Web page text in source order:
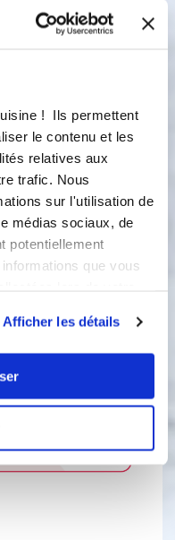
! Ils permettent
le contenu et les
relatives aux
trafic. Nous
sur l'utilisation de
médias sociaux, de
potentiellement
que vous
Afficher les détails
l’eau et le sucre
Réservez.